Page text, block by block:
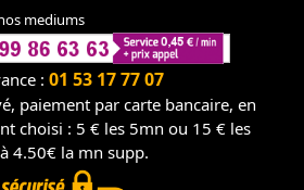
mediums
: 01 53 17 77 07
paiement par carte bancaire, en
choisi : 5 € les 5mn ou 15 € les
4.50€ la mn supp.